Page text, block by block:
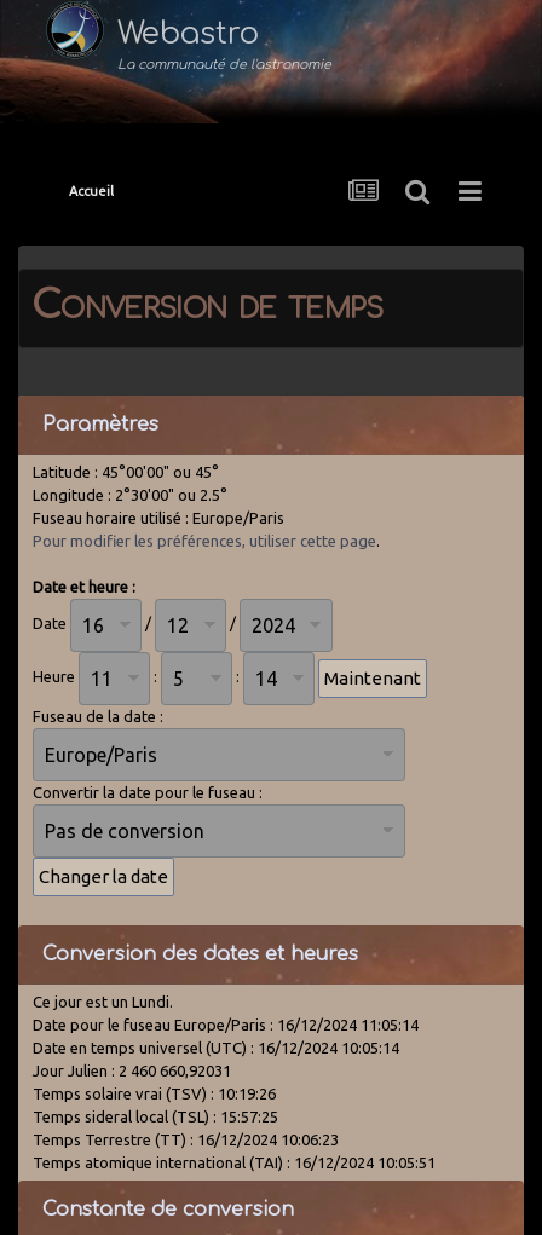
Webastro
La communauté de l'astronomie
Accueil
Conversion de temps
Paramètres
Latitude : 45°00'00" ou 45°
Longitude : 2°30'00" ou 2.5°
Fuseau horaire utilisé : Europe/Paris
Pour modifier les préférences, utiliser cette page.
Date et heure :
Date / /
Heure : :
Fuseau de la date :
Convertir la date pour le fuseau :
Conversion des dates et heures
Ce jour est un Lundi.
Date pour le fuseau Europe/Paris : 16/12/2024 11:05:14
Date en temps universel (UTC) : 16/12/2024 10:05:14
Jour Julien : 2 460 660,92031
Temps solaire vrai (TSV) : 10:19:26
Temps sideral local (TSL) : 15:57:25
Temps Terrestre (TT) : 16/12/2024 10:06:23
Temps atomique international (TAI) : 16/12/2024 10:05:51
Constante de conversion